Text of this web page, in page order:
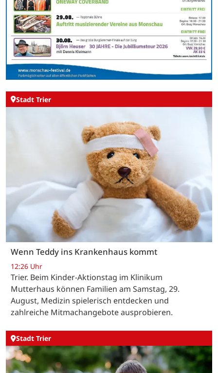
Stadt Trier
Wenn Teddy ins Krankenhaus kommt
12:26 Uhr
Trier. Beim Kinder-Aktionstag im Klinikum
Mutterhaus können Familien am Samstag, 29.
August, Medizin spielerisch entdecken und
zahlreiche Mitmachangebote ausprobieren.
Stadt Trier